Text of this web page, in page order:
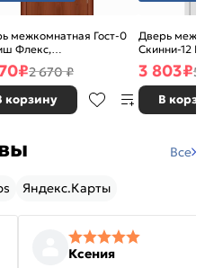
межкомнатная Гост-0
Флекс,
Л-11
глухая, каркасно-
₽2 670 ₽
корзину
Дверь
Скинни-12
глухая,
3 803₽5
В
Все
Яндекс.Карты
Ксения